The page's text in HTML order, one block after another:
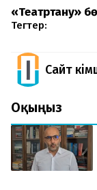
«Театртану»
Тегтер:
Сайт
Оқыңыз